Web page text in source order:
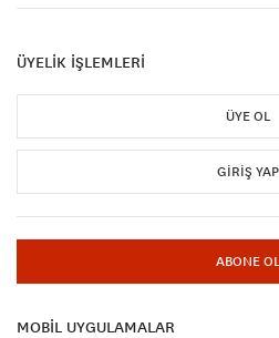
ÜYELİK İŞLEMLERİ
ÜYE OL
GIRIŞ YAP
ABONE OL
MOBİL UYGULAMALAR